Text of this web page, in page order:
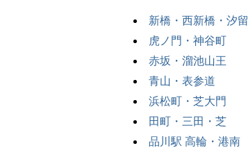
新橋・西新橋・汐留
虎ノ門・神谷町
赤坂・溜池山王
青山・表参道
浜松町・芝大門
田町・三田・芝
品川駅 高輪・港南